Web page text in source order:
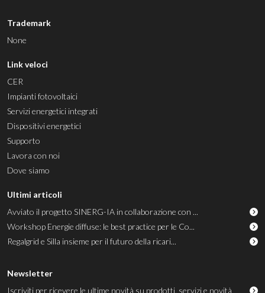
Trademark
None
Link veloci
CER
Impianti fotovoltaici
Servizi energetici integrati
Dispositivi energetici
Supporto
Lavora con noi
Dove siamo
Ultimi articoli
Avviato il progetto SINERG-IA in collaborazione con ...
Workshop Energie diffuse: le best practice per le Co...
Regalgrid e Silla insieme per il futuro della ricari...
Newsletter
Iscriviti per ricevere le ultime novità su prodotti, servizi e novità